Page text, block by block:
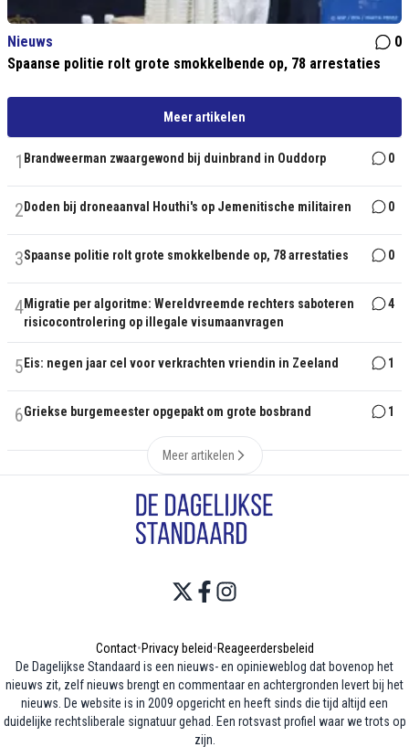
Nieuws
0
Spaanse politie rolt grote smokkelbende op, 78 arrestaties
Meer artikelen
1 Brandweerman zwaargewond bij duinbrand in Ouddorp 0
2 Doden bij droneaanval Houthi's op Jemenitische militairen 0
3Spaanse politie rolt grote smokkelbende op, 78 arrestaties 0
4Migratie per algoritme: Wereldvreemde rechters saboteren
risicocontrolering op illegale visumaanvragen
4
5 Eis: negen jaar cel voor verkrachten vriendin in Zeeland 1
6Griekse burgemeester opgepakt om grote bosbrand 1
Meer artikelen
Contact•Privacy beleid•Reageerdersbeleid
De Dagelijkse Standaard is een nieuws- en opinieweblog dat bovenop het
nieuws zit, zelf nieuws brengt en commentaar en achtergronden levert bij het
nieuws. De website is in 2009 opgericht en heeft sinds die tijd altijd een
duidelijke rechtsliberale signatuur gehad. Een rotsvast profiel waar we trots op
zijn.